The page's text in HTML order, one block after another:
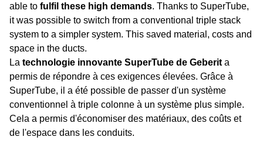
able to fulfil these high demands. Thanks to SuperTube,
it was possible to switch from a conventional triple stack
system to a simpler system. This saved material, costs and
space in the ducts.
La technologie innovante SuperTube de Geberit a
permis de répondre à ces exigences élevées. Grâce à
SuperTube, il a été possible de passer d'un système
conventionnel à triple colonne à un système plus simple.
Cela a permis d'économiser des matériaux, des coûts et
de l'espace dans les conduits.